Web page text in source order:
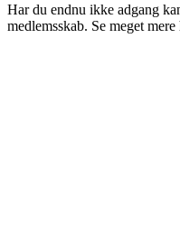
Har du endnu ikke adgang
medlemsskab. Se meget mere